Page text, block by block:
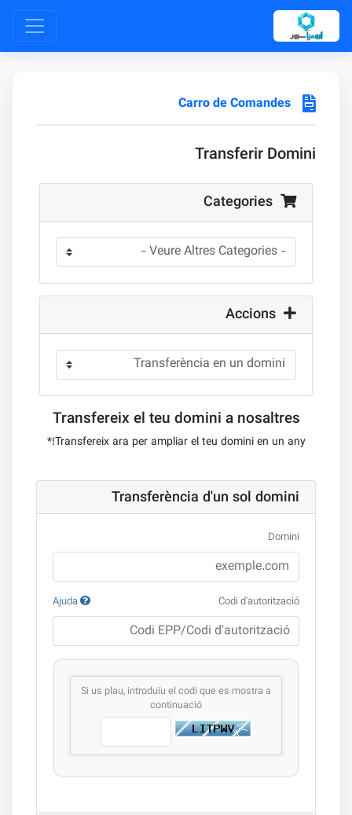
Carro de Comandes
Transferir Domini
Transfereix el teu domini a nosaltres
Transfereix ara per ampliar el teu domini en un any!*
Transferència d'un sol domini
Domini
Codi d'autorització
Si us plau, introduïu el codi que es mostra a
continuació